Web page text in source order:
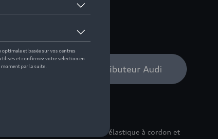
auprès de votre distributeur Audi
à coupe regular, avec taille élastique à cordon et